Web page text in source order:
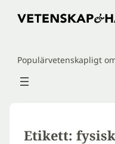
Hoppa
Populärvetenskapligt
Etikett: